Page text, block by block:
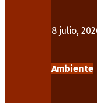
8 julio,
Ambiente